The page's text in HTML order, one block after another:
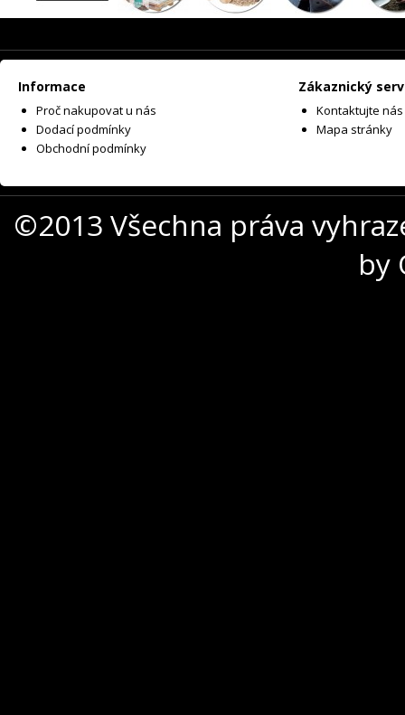
Informace
Proč nakupovat u nás
Dodací podmínky
Obchodní podmínky
Zákaznický
Kontaktujte nás
Mapa stránky
©2013 Všechna práva
by